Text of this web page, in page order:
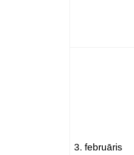
3. februāris